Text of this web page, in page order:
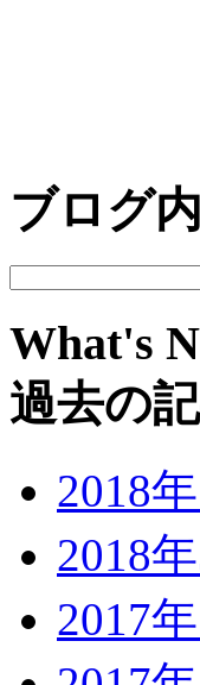
ブログ
What's
過去の
2018
2018
2017